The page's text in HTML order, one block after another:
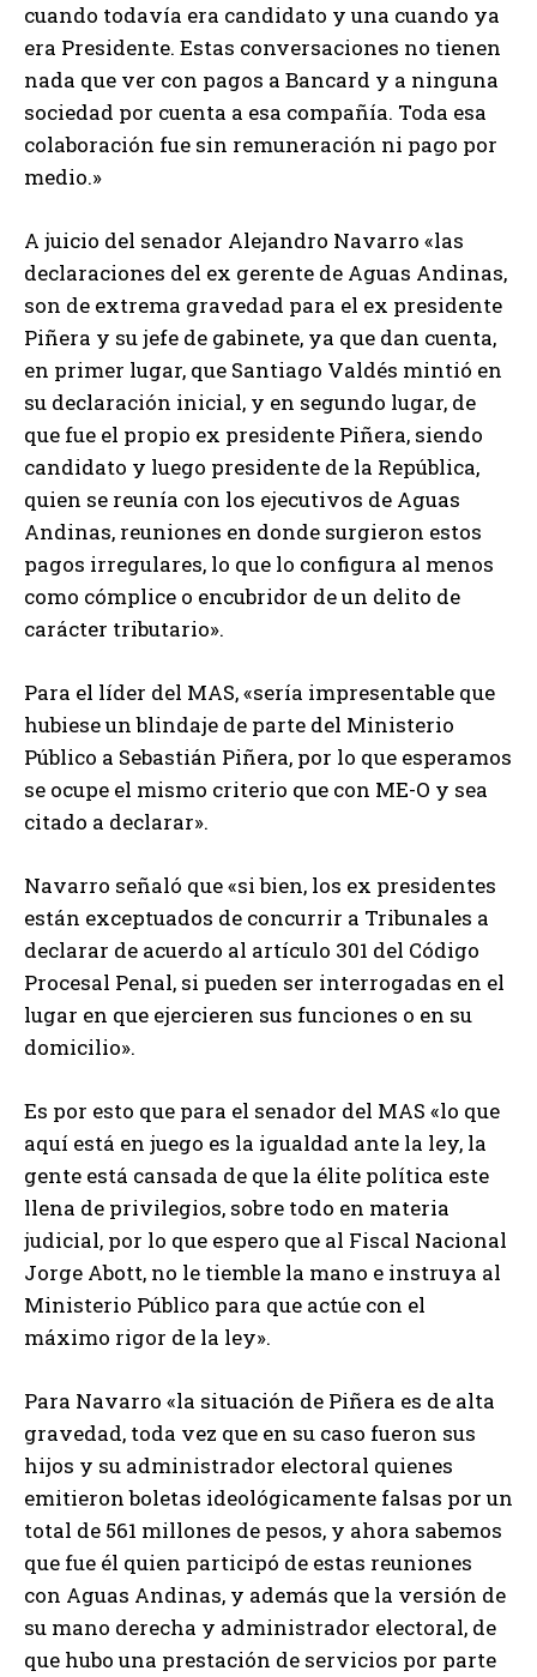
cuando todavía era candidato y una cuando ya
era Presidente. Estas conversaciones no tienen
nada que ver con pagos a Bancard y a ninguna
sociedad por cuenta a esa compañía. Toda esa
colaboración fue sin remuneración ni pago por
medio.»
A juicio del senador Alejandro Navarro «las
declaraciones del ex gerente de Aguas Andinas,
son de extrema gravedad para el ex presidente
Piñera y su jefe de gabinete, ya que dan cuenta,
en primer lugar, que Santiago Valdés mintió en
su declaración inicial, y en segundo lugar, de
que fue el propio ex presidente Piñera, siendo
candidato y luego presidente de la República,
quien se reunía con los ejecutivos de Aguas
Andinas, reuniones en donde surgieron estos
pagos irregulares, lo que lo configura al menos
como cómplice o encubridor de un delito de
carácter tributario».
Para el líder del MAS, «sería impresentable que
hubiese un blindaje de parte del Ministerio
Público a Sebastián Piñera, por lo que esperamos
se ocupe el mismo criterio que con ME-O y sea
citado a declarar».
Navarro señaló que «si bien, los ex presidentes
están exceptuados de concurrir a Tribunales a
declarar de acuerdo al artículo 301 del Código
Procesal Penal, si pueden ser interrogadas en el
lugar en que ejercieren sus funciones o en su
domicilio».
Es por esto que para el senador del MAS «lo que
aquí está en juego es la igualdad ante la ley, la
gente está cansada de que la élite política este
llena de privilegios, sobre todo en materia
judicial, por lo que espero que al Fiscal Nacional
Jorge Abott, no le tiemble la mano e instruya al
Ministerio Público para que actúe con el
máximo rigor de la ley».
Para Navarro «la situación de Piñera es de alta
gravedad, toda vez que en su caso fueron sus
hijos y su administrador electoral quienes
emitieron boletas ideológicamente falsas por un
total de 561 millones de pesos, y ahora sabemos
que fue él quien participó de estas reuniones
con Aguas Andinas, y además que la versión de
su mano derecha y administrador electoral, de
que hubo una prestación de servicios por parte